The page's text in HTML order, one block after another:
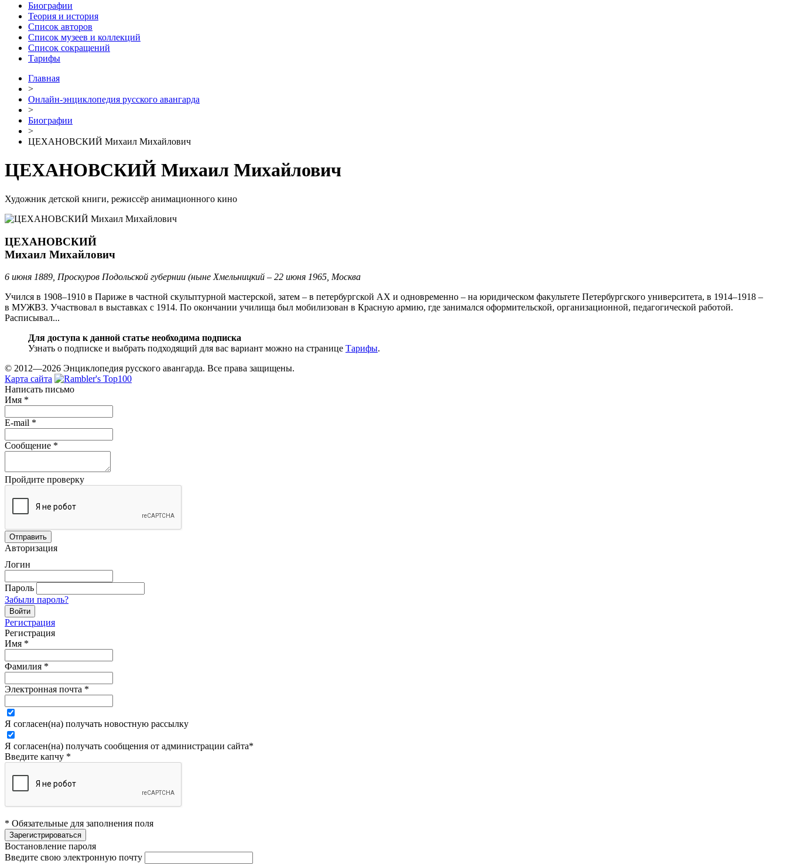
Биографии
Теория и история
Список авторов
Список музеев и коллекций
Список сокращений
Тарифы
Главная
>
Онлайн-энциклопедия русского авангарда
>
Биографии
>
ЦЕХАНОВСКИЙ Михаил Михайлович
ЦЕХАНОВСКИЙ Михаил Михайлович
Художник детской книги, режиссёр анимационного кино
ЦЕХАНОВСКИЙ
Михаил Михайлович
6 июня 1889, Проскуров Подольской губернии (ныне Хмельницкий – 22 июня 1965, Москва
Учился в 1908–1910 в Париже в частной скульптурной мастерской, затем – в петербургской АХ и одновременно – на юридическом факультете Петербургского университета, в 1914–1918 –
в МУЖВЗ. Участвовал в выставках с 1914. По окончании училища был мобилизован в Красную армию, где занимался оформительской, организационной, педагогической работой.
Расписывал...
Для доступа к данной статье необходима подписка
Узнать о подписке и выбрать подходящий для вас вариант можно на странице Тарифы.
© 2012—2026 Энциклопедия русского авангарда. Все права защищены.
Карта сайта
Написать письмо
Имя *
E-mail *
Сообщение *
Пройдите проверку
Авторизация
Логин
Пароль
Забыли пароль?
Регистрация
Регистрация
Имя *
Фамилия *
Электронная почта *
Я согласен(на) получать новостную рассылку
Я согласен(на) получать сообщения от администрации сайта*
Введите капчу *
* Обязательные для заполнения поля
Востановление пароля
Введите свою электронную почту